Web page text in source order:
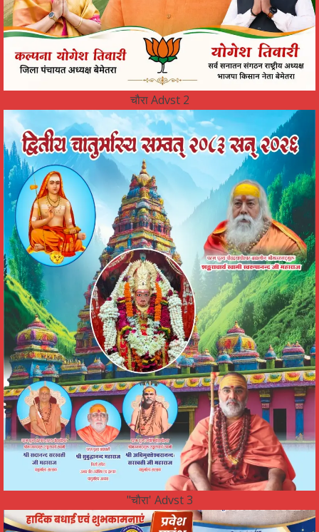
चौरा Advst 2
"चौरा' Advst 3